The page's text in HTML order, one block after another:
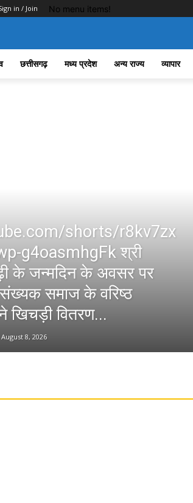
in / Join No menu items!
छत्तीसगढ़ मध्य प्रदेश अन्य राज्य व्यापार
shorts/r8kv7zx
g4oasmhgFk श्री
के जन्मदिन के अवसर पर
समाज के वरिष्ठ
खिचड़ी वितरण...
August 8, 2026